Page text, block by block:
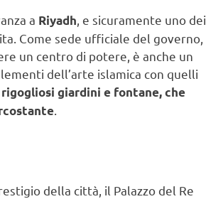
a Riyadh , e sicuramente uno dei
Come sede ufficiale del governo,
un centro di potere, è anche un
dell’arte islamica con quelli
giardini e fontane, che
della città, il Palazzo del Re